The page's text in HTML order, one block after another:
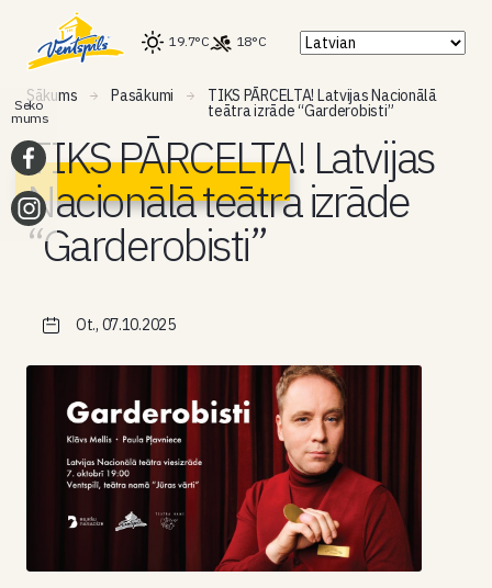
19.7°C 18°C
Sākums Pasākumi TIKS PĀRCELTA! Latvijas Nacionālā
teātra izrāde “Garderobisti”
TIKS PĀRCELTA! Latvijas
Nacionālā teātra izrāde
“Garderobisti”
Ot., 07.10.2025
Seko
mums